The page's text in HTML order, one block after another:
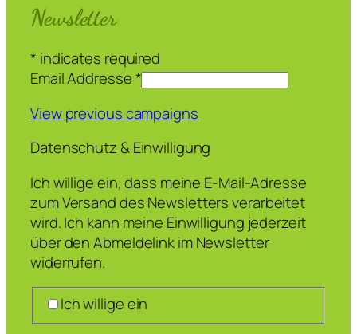
Newsletter
* indicates required
Email Addresse*
View previous campaigns
Datenschutz & Einwilligung
Ich willige ein, dass meine E-Mail-Adresse
zum Versand des Newsletters verarbeitet
wird. Ich kann meine Einwilligung jederzeit
über den Abmeldelink im Newsletter
widerrufen.
Ich willige ein